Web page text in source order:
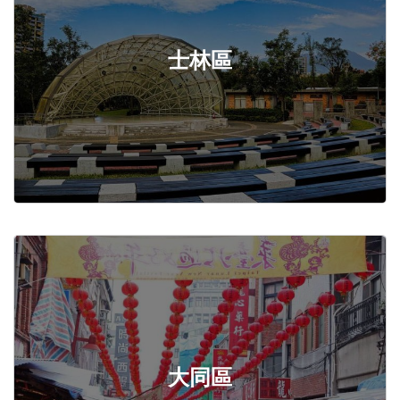
士林區
大同區